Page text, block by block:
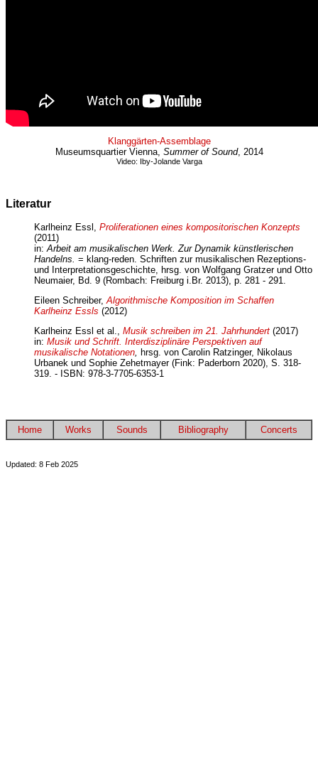
Klanggärten-Assemblage
Museumsquartier Vienna, Summer of Sound, 2014
Video: Iby-Jolande Varga
Literatur
Karlheinz Essl, Proliferationen eines kompositorischen Konzepts
(2011)
in: Arbeit am musikalischen Werk. Zur Dynamik künstlerischen
Handelns. = klang-reden. Schriften zur musikalischen Rezeptions-
und Interpretationsgeschichte, hrsg. von Wolfgang Gratzer und Otto
Neumaier, Bd. 9 (Rombach: Freiburg i.Br. 2013), p. 281 - 291.
Eileen Schreiber, Algorithmische Komposition im Schaffen
Karlheinz Essls (2012)
Karlheinz Essl et al., Musik schreiben im 21. Jahrhundert (2017)
in: Musik und Schrift. Interdisziplinäre Perspektiven auf
musikalische Notationen, hrsg. von Carolin Ratzinger, Nikolaus
Urbanek und Sophie Zehetmayer (Fink: Paderborn 2020), S. 318-
319. - ISBN: 978-3-7705-6353-1
Home Works Sounds Bibliography Concerts
Updated: 8 Feb 2025